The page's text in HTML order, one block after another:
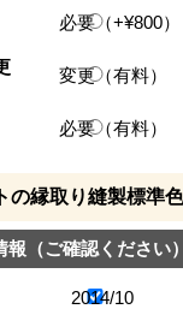
必要（+¥800）
変更（有料）
必要（有料）
の縁取り縫製標準
報 （ご確認ください）
2014/10